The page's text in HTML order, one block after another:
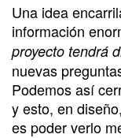
Una idea
información
proyecto tendrá
nuevas
Podemos así
y esto, en
es poder verlo